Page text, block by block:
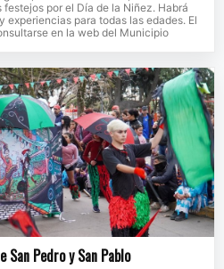
por el Día de la Niñez. Habrá
experiencias para todas las edades. El
en la web del Municipio
San Pedro y San Pablo